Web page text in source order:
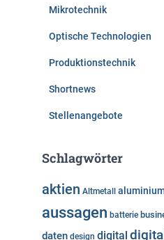
Mikrotechnik
Optische Technologien
Produktionstechnik
Shortnews
Stellenangebote
Schlagwörter
aktien Altmetall
aussagen batterie
daten design digital